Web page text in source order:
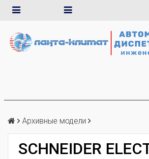
Архивные модели
SCHNEIDER